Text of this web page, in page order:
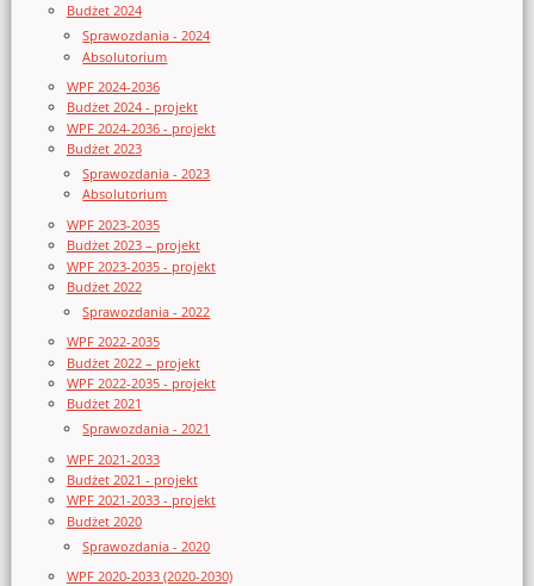
Budżet 2024
Sprawozdania - 2024
Absolutorium
WPF 2024-2036
Budżet 2024 - projekt
WPF 2024-2036 - projekt
Budżet 2023
Sprawozdania - 2023
Absolutorium
WPF 2023-2035
Budżet 2023 – projekt
WPF 2023-2035 - projekt
Budżet 2022
Sprawozdania - 2022
WPF 2022-2035
Budżet 2022 – projekt
WPF 2022-2035 - projekt
Budżet 2021
Sprawozdania - 2021
WPF 2021-2033
Budżet 2021 - projekt
WPF 2021-2033 - projekt
Budżet 2020
Sprawozdania - 2020
WPF 2020-2033 (2020-2030)